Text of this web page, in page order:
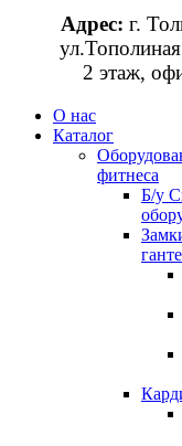
Адрес: г.
2 этаж,
О нас
Каталог
фитнеса
Б/у